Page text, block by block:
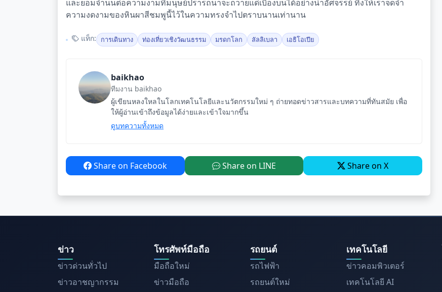
และยอมจำนนต่อความงามที่มนุษย์ปรารถนาจะถวายแด่เบื้องบนได้อย่างน่าอัศจรรย์ ทิ้งให้เราจดจำ
ความงดงามของหินผาสีชมพูนี้ไว้ในความทรงจำไปตราบนานเท่านาน
แท็ก: การเดินทาง ท่องเที่ยวเชิงวัฒนธรรม มรดกโลก ลัลลิเบลา เอธิโอเปีย
baikhao
ทีมงาน baikhao
ผู้เขียนหลงใหลในโลกเทคโนโลยีและนวัตกรรมใหม่ ๆ ถ่ายทอดข่าวสารและบทความที่ทันสมัย เพื่อ
ให้ผู้อ่านเข้าถึงข้อมูลได้ง่ายและเข้าใจมากขึ้น
ดูบทความทั้งหมด
Share on Facebook Share on LINE Share on X
ข่าว
ข่าวด่วนทั่วไป
ข่าวอาชญากรรม
โทรศัพท์มือถือ
มือถือใหม่
ข่าวมือถือ
รถยนต์
รถไฟฟ้า
รถยนต์ใหม่
เทคโนโลยี
ข่าวคอมพิวเตอร์
เทคโนโลยี AI